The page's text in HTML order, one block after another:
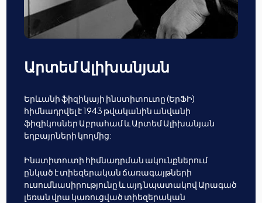
Արտեմ Ալիխանյան
Երևանի ֆիզիկայի ինստիտուտը (ԵրՖԻ)
հիմնադրվել է 1943 թվականին անվանի
ֆիզիկոսներ Աբրահամ և Արտեմ Ալիխանյան
եղբայրների կողմից:
Ինստիտուտի հիմնադրման ակունքներում
ընկած է տիեզերական ճառագայթների
ուսումնասիրությունը և այդ նպատակով Արագած
լեռան վրա կառուցված տիեզերական